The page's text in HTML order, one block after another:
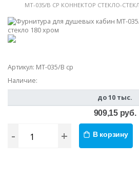
MT-035/B CP КОННЕКТОР СТЕКЛО-
Артикул: MT-035/B cp
Наличие:
до 10 тыс.
909,15 руб.
- + В корзину